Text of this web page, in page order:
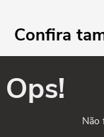
Confira
Ops!
Não